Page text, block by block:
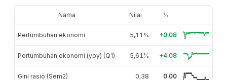
Nama Nilai %
Pertumbuhan ekonomi 5,11% +0.08
Pertumbuhan ekonomi (yoy) (Q1) 5,61% +4.08
Gini rasio (Sem2) 0,38 0.00